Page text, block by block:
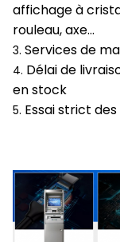
affichage à
rouleau, axe…
3. Services de
4. Délai de
en stock
5. Essai strict